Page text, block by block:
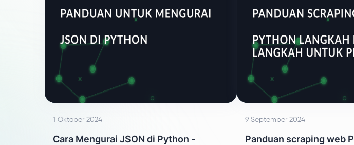
1 Oktober 2024
Cara Mengurai JSON di Python -
9 September 2024
Panduan scraping web